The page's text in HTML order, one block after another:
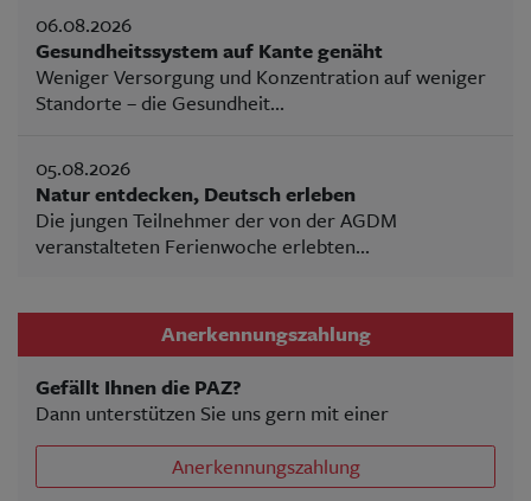
06.08.2026
Gesundheitssystem auf Kante genäht
Weniger Versorgung und Konzentration auf weniger
Standorte – die Gesundheit...
05.08.2026
Natur entdecken, Deutsch erleben
Die jungen Teilnehmer der von der AGDM
veranstalteten Ferienwoche erlebten...
Anerkennungszahlung
Gefällt Ihnen die PAZ?
Dann unterstützen Sie uns gern mit einer
Anerkennungszahlung